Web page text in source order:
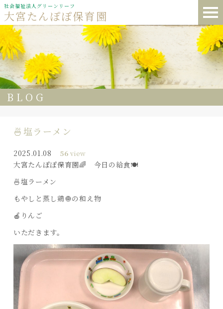
社会福祉法人グリーンリーフ
大宮たんぽぽ保育園
BLOG
🍜塩ラーメン
2025.01.08 56 view
大宮たんぽぽ保育園🌈 今日の給食🍽️
🍜塩ラーメン
もやしと蒸し鶏🧅の和え物
🍎りんご
いただきます。